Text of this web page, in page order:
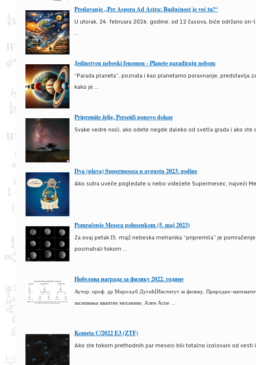
Predavanje „Per Aspera Ad Astra: Budućnost je već tu!“
U utorak, 24. februara 2026. godine, od 12 časova, biće održano
...
Jedinstven nebeski fenomen - Planete paradiraju nebom
“Parada planeta”, poznata i kao planetarno poravnanje,
kako je ...
Pripremite želje, Perseidi ponovo dolaze
Svake vedre noći, ako odete negde daleko od svetla grada i ako
Dva (plava) Supermeseca u avgustu 2023. godine
Ako sutra uveče pogledate u nebo videćete Supermesec, najveći
Pomračenje Meseca polusenkom (5. maj 2023)
Za ovaj petak (5. maj) nebeska mehanika “pripremila” je
posmatrali tokom ...
Нобелова награда за физику 2022. године
Аутор: проф. др Мирољуб Дугић(Институт за физику, Природно-
заснивања квантне механике, Ален Аспе ...
Kometa C/2022 E3 (ZTF)
Ako ste tokom prethodnih par meseci bili totalno izolovani od